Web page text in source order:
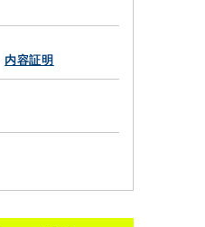
内容証明